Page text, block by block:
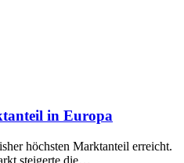
in Europa
höchsten Marktanteil erreicht.